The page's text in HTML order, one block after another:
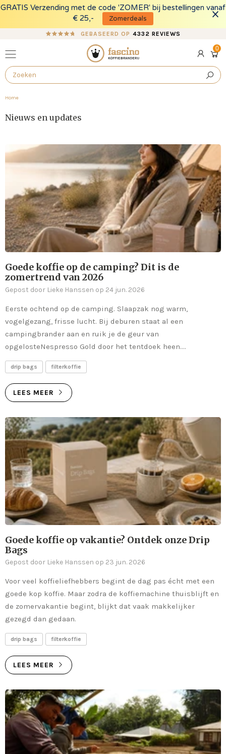
GRATIS Verzending met de code 'ZOMER' bij bestellingen vanaf
€ 25,-
Zomerdeals
GEBASEERD OP 4332 REVIEWS
Log
in
cart
00
Home
Nieuws en updates
Goede koffie op de camping? Dit is de
zomertrend van 2026
Gepost door Lieke Hanssen op 24 jun. 2026
Eerste ochtend op de camping. Slaapzak nog warm,
vogelgezang, frisse lucht. Bij deburen staat al een
campingbrander aan en ruik je de geur van
opgelosteNespresso Gold door het tentdoek heen....
drip bags filterkoffie
LEES MEER
Goede koffie op vakantie? Ontdek onze Drip
Bags
Gepost door Lieke Hanssen op 23 jun. 2026
Voor veel koffieliefhebbers begint de dag pas écht met een
goede kop koffie. Maar zodra de koffiemachine thuisblijft en
de zomervakantie begint, blijkt dat vaak makkelijker
gezegd dan gedaan.
drip bags filterkoffie
LEES MEER